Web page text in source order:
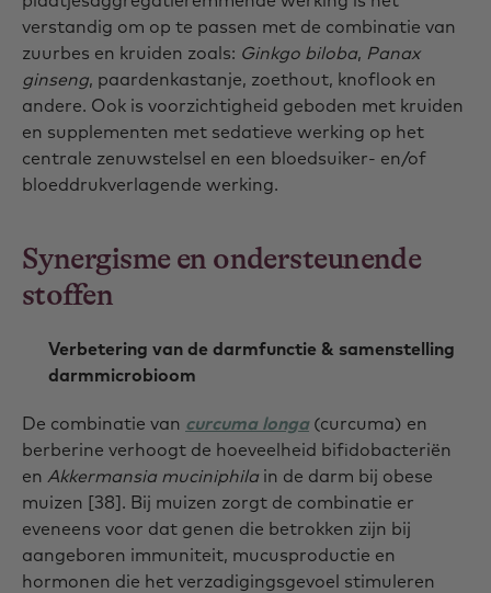
verstandig om op te passen met de combinatie van
zuurbes en kruiden zoals: Ginkgo biloba, Panax
ginseng, paardenkastanje, zoethout, knoflook en
andere. Ook is voorzichtigheid geboden met kruiden
en supplementen met sedatieve werking op het
centrale zenuwstelsel en een bloedsuiker- en/of
bloeddrukverlagende werking.
Synergisme en ondersteunende
stoffen
Verbetering van de darmfunctie & samenstelling
darmmicrobioom
De combinatie van curcuma longa(curcuma) en
berberine verhoogt de hoeveelheid bifidobacteriën
en Akkermansia muciniphila in de darm bij obese
muizen [38]. Bij muizen zorgt de combinatie er
eveneens voor dat genen die betrokken zijn bij
aangeboren immuniteit, mucusproductie en
hormonen die het verzadigingsgevoel stimuleren